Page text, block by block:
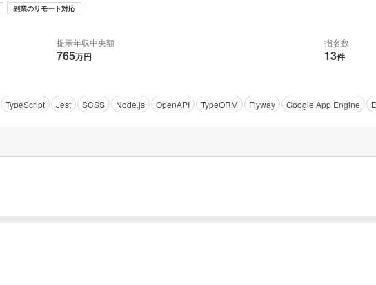
副業のリモート対応
提示年収中央額
765万円
指名数
13件
TypeScript Jest SCSS Node.js OpenAPI TypeORM Flyway Google App Engine